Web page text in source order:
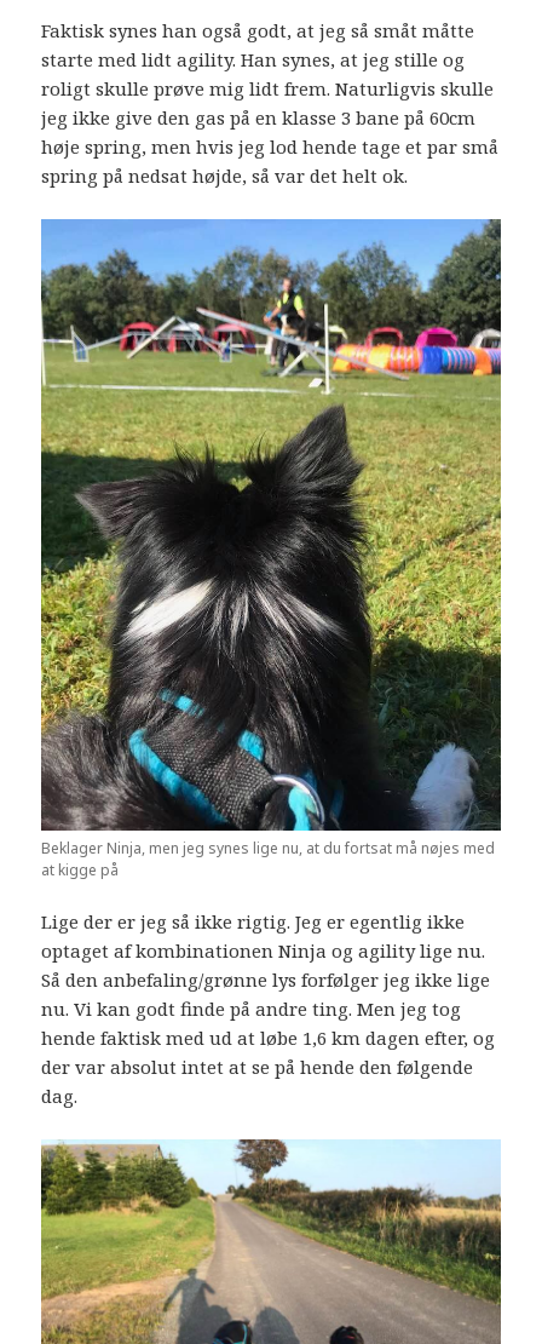
Faktisk synes han også godt, at jeg så småt måtte
starte med lidt agility. Han synes, at jeg stille og
roligt skulle prøve mig lidt frem. Naturligvis skulle
jeg ikke give den gas på en klasse 3 bane på 60cm
høje spring, men hvis jeg lod hende tage et par små
spring på nedsat højde, så var det helt ok.
Beklager Ninja, men jeg synes lige nu, at du fortsat må nøjes med
at kigge på
Lige der er jeg så ikke rigtig. Jeg er egentlig ikke
optaget af kombinationen Ninja og agility lige nu.
Så den anbefaling/grønne lys forfølger jeg ikke lige
nu. Vi kan godt finde på andre ting. Men jeg tog
hende faktisk med ud at løbe 1,6 km dagen efter, og
der var absolut intet at se på hende den følgende
dag.